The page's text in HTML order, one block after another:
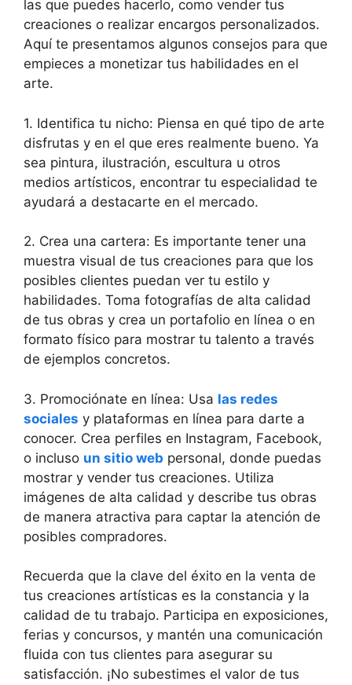
las que puedes hacerlo, como vender tus
creaciones o realizar encargos personalizados.
Aquí te presentamos algunos consejos para que
empieces a monetizar tus habilidades en el
arte.
1. Identifica tu nicho: Piensa en qué tipo de arte
disfrutas y en el que eres realmente bueno. Ya
sea pintura, ilustración, escultura u otros
medios artísticos, encontrar tu especialidad te
ayudará a destacarte en el mercado.
2. Crea una cartera: Es importante tener una
muestra visual de tus creaciones para que los
posibles clientes puedan ver tu estilo y
habilidades. Toma fotografías de alta calidad
de tus obras y crea un portafolio en línea o en
formato físico para mostrar tu talento a través
de ejemplos concretos.
3. Promociónate en línea: Usa las redes
sociales y plataformas en línea para darte a
conocer. Crea perfiles en Instagram, Facebook,
o incluso un sitio web personal, donde puedas
mostrar y vender tus creaciones. Utiliza
imágenes de alta calidad y describe tus obras
de manera atractiva para captar la atención de
posibles compradores.
Recuerda que la clave del éxito en la venta de
tus creaciones artísticas es la constancia y la
calidad de tu trabajo. Participa en exposiciones,
ferias y concursos, y mantén una comunicación
fluida con tus clientes para asegurar su
satisfacción. ¡No subestimes el valor de tus